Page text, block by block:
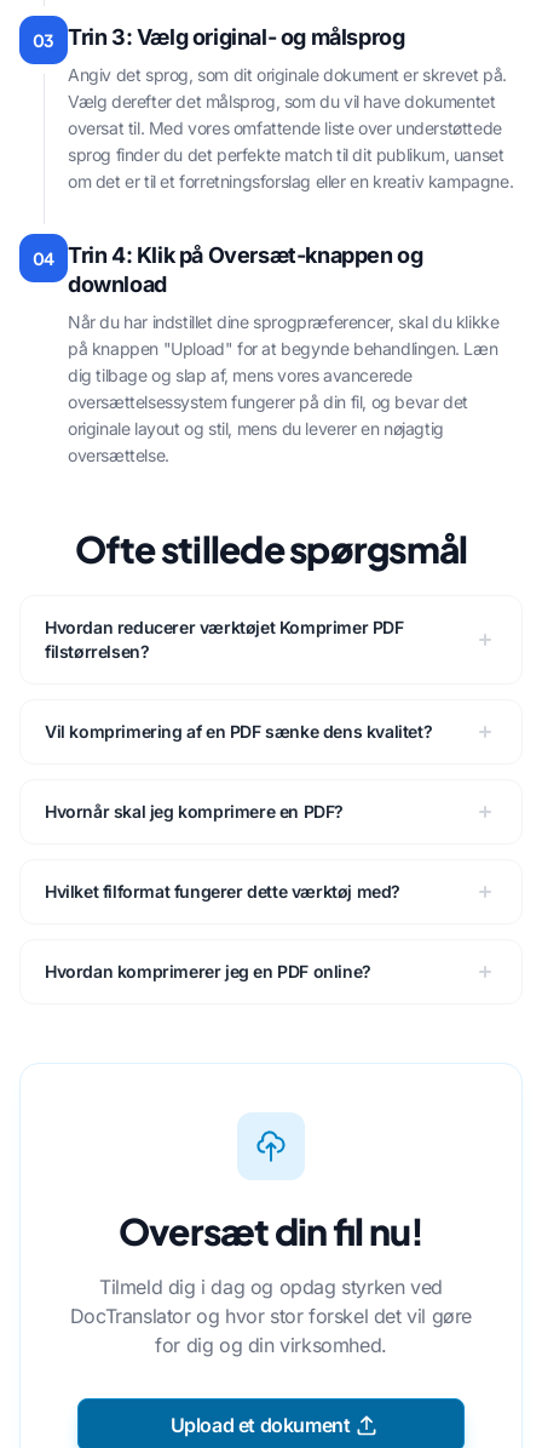
03 Trin 3: Vælg original- og målsprog
Angiv det sprog, som dit originale dokument er skrevet på.
Vælg derefter det målsprog, som du vil have dokumentet
oversat til. Med vores omfattende liste over understøttede
sprog finder du det perfekte match til dit publikum, uanset
om det er til et forretningsforslag eller en kreativ kampagne.
04
Trin 4: Klik på Oversæt-knappen og
download
Når du har indstillet dine sprogpræferencer, skal du klikke
på knappen "Upload" for at begynde behandlingen. Læn
dig tilbage og slap af, mens vores avancerede
oversættelsessystem fungerer på din fil, og bevar det
originale layout og stil, mens du leverer en nøjagtig
oversættelse.
Ofte stillede spørgsmål
Hvordan reducerer værktøjet Komprimer PDF
filstørrelsen?
Vil komprimering af en PDF sænke dens kvalitet?
Hvornår skal jeg komprimere en PDF?
Hvilket filformat fungerer dette værktøj med?
Hvordan komprimerer jeg en PDF online?
Oversæt din fil nu!
Tilmeld dig i dag og opdag styrken ved
DocTranslator og hvor stor forskel det vil gøre
for dig og din virksomhed.
Upload et dokument